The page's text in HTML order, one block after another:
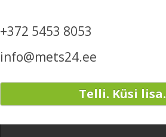
+372 5453 8053
info@mets24.ee
Telli. Küsi lisa.